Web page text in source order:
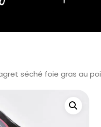
séché foie gras au